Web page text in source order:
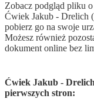
Zobacz podgląd pliku
Ćwiek Jakub - Drelich
pobierz go na swoje
Możesz również
dokument online bez
Ćwiek Jakub -
pierwszych stron: